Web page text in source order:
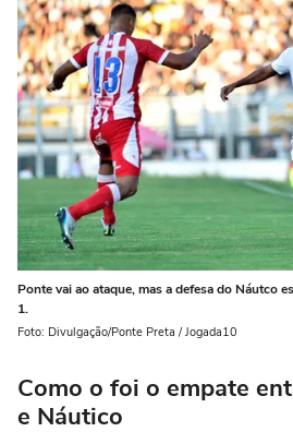
Ponte vai ao ataque, mas a defesa do Náutco
1.
Foto: Divulgação/Ponte Preta / Jogada10
Como o foi o empate
e Náutico